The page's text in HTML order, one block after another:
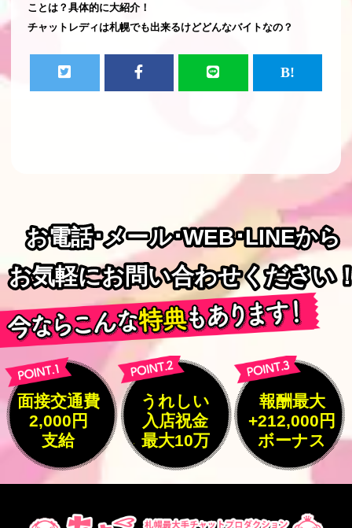
ことは？具体的に大紹介！
チャットレディは札幌でも出来るけどどんなバイトなの？
お電話･メール･WEB･LINEから
お電話･メール･WEB･LINEから
お気軽にお問い合わせください
お気軽にお問い合わせください
面接交通費
2,000円
支給
うれしい
入店祝金
最大10万
報酬最大
+212,000円
ボーナス